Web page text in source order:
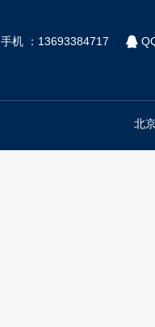
手机 ：13693384717 
北